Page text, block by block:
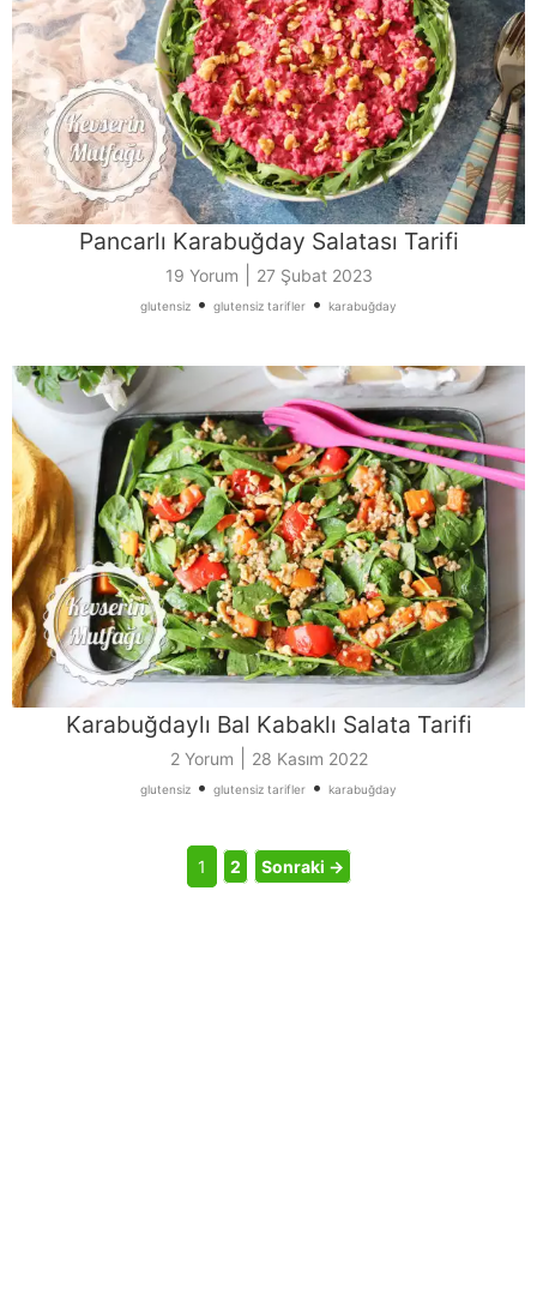
Pancarlı Karabuğday Salatası Tarifi
19 Yorum 27 Şubat 2023
glutensiz • glutensiz tarifler • karabuğday
Karabuğdaylı Bal Kabaklı Salata Tarifi
2 Yorum 28 Kasım 2022
glutensiz • glutensiz tarifler • karabuğday
1 2 Sonraki →